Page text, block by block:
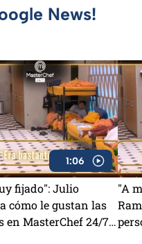
News!
1:06
fijado": Julio
cómo le gustan las
en MasterChef 24/7
"A